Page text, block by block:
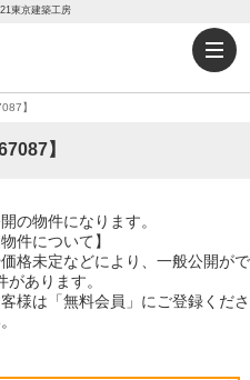
東京建築工房
】
】
の物件になります。
件について】
格未定などにより、一般公開がで
があります。
様は「無料会員」にご登録くださ